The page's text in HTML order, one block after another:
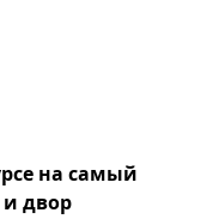
на самый
двор